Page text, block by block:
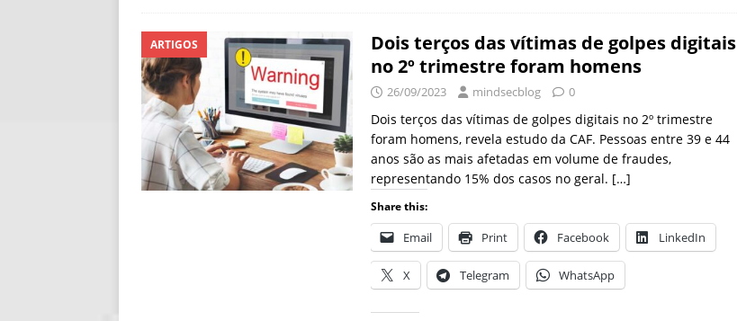
ARTIGOS
Dois terços das vítimas de golpes digitais
no 2º trimestre foram homens
26/09/2023 mindsecblog 0
Dois terços das vítimas de golpes digitais no 2º trimestre
foram homens, revela estudo da CAF. Pessoas entre 39 e 44
anos são as mais afetadas em volume de fraudes,
representando 15% dos casos no geral. […]
Share this:
Email Print Facebook LinkedIn
X Telegram WhatsApp